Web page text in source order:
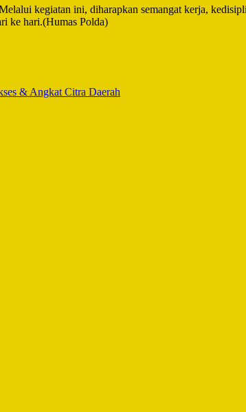
kegiatan ini, diharapkan semangat kerja,
ke hari.(Humas Polda)
& Angkat Citra Daerah